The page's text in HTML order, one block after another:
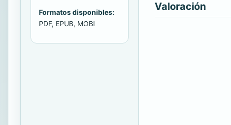
Formatos disponibles:
PDF, EPUB, MOBI
Valoración